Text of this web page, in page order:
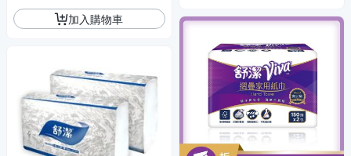
加入購物車